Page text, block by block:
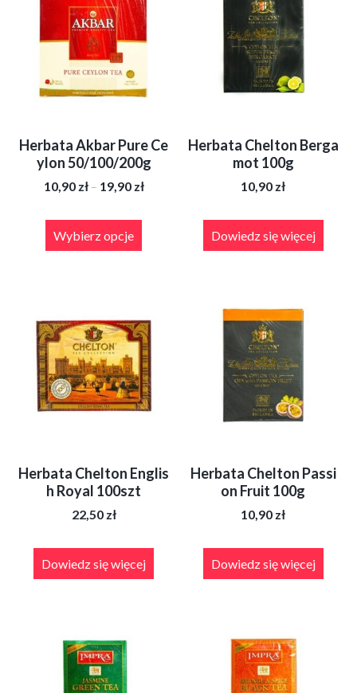
Herbata Akbar Pure Ce
ylon 50/100/200g
10,90 zł – 19,90 złZakres
Wybierz opcje
wybrać
na
stronie
produktu
Herbata Chelton Berga
mot 100g
10,90 zł
Dowiedz się więcej
Herbata Chelton Englis
h Royal 100szt
22,50 zł
Dowiedz się więcej
Herbata Chelton Passi
on Fruit 100g
10,90 zł
Dowiedz się więcej